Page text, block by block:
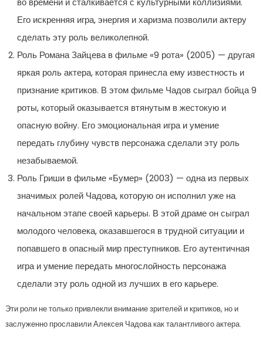
Его искренняя игра, энергия и харизма позволили актеру
сделать эту роль великолепной.
Роль Романа Зайцева в фильме «9 рота» (2005) — другая
яркая роль актера, которая принесла ему известность и
признание критиков. В этом фильме Чадов сыграл бойца 9
роты, который оказывается втянутым в жестокую и
опасную войну. Его эмоциональная игра и умение
передать глубину чувств персонажа сделали эту роль
незабываемой.
Роль Гриши в фильме «Бумер» (2003) — одна из первых
значимых ролей Чадова, которую он исполнил уже на
начальном этапе своей карьеры. В этой драме он сыграл
молодого человека, оказавшегося в трудной ситуации и
попавшего в опасный мир преступников. Его аутентичная
игра и умение передать многослойность персонажа
сделали эту роль одной из лучших в его карьере.
Эти роли не только привлекли внимание зрителей и критиков, но и
заслуженно прославили Алексея Чадова как талантливого актера.